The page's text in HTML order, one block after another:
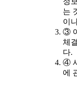
는
이
③
체
다.
④
에